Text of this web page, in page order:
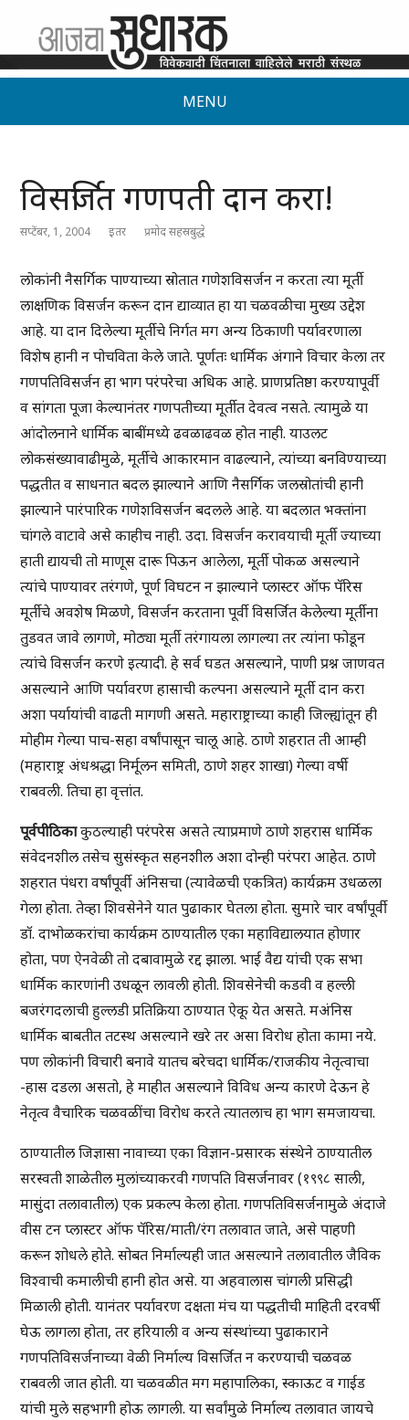
MENU
विसर्जित गणपती दान करा!
सप्टेंबर, 1, 2004 इतर प्रमोद सहस्रबुद्धे
लोकांनी नैसर्गिक पाण्याच्या स्रोतात गणेशविसर्जन न करता त्या मूर्ती
लाक्षणिक विसर्जन करून दान द्याव्यात हा या चळवळीचा मुख्य उद्देश
आहे. या दान दिलेल्या मूर्तीचे निर्गत मग अन्य ठिकाणी पर्यावरणाला
विशेष हानी न पोचविता केले जाते. पूर्णतः धार्मिक अंगाने विचार केला तर
गणपतिविसर्जन हा भाग परंपरेचा अधिक आहे. प्राणप्रतिष्ठा करण्यापूर्वी
व सांगता पूजा केल्यानंतर गणपतीच्या मूर्तीत देवत्व नसते. त्यामुळे या
आंदोलनाने धार्मिक बाबींमध्ये ढवळाढवळ होत नाही. याउलट
लोकसंख्यावाढीमुळे, मूर्तीचे आकारमान वाढल्याने, त्यांच्या बनविण्याच्या
पद्धतीत व साधनात बदल झाल्याने आणि नैसर्गिक जलस्रोतांची हानी
झाल्याने पारंपारिक गणेशविसर्जन बदलले आहे. या बदलात भक्तांना
चांगले वाटावे असे काहीच नाही. उदा. विसर्जन करावयाची मूर्ती ज्याच्या
हाती द्यायची तो माणूस दारू पिऊन आलेला, मूर्ती पोकळ असल्याने
त्यांचे पाण्यावर तरंगणे, पूर्ण विघटन न झाल्याने प्लास्टर ऑफ पॅरिस
मूर्तीचे अवशेष मिळणे, विसर्जन करताना पूर्वी विसर्जित केलेल्या मूर्तीना
तुडवत जावे लागणे, मोठ्या मूर्ती तरंगायला लागल्या तर त्यांना फोडून
त्यांचे विसर्जन करणे इत्यादी. हे सर्व घडत असल्याने, पाणी प्रश्न जाणवत
असल्याने आणि पर्यावरण हासाची कल्पना असल्याने मूर्ती दान करा
अशा पर्यायांची वाढती मागणी असते. महाराष्ट्राच्या काही जिल्ह्यांतून ही
मोहीम गेल्या पाच-सहा वर्षांपासून चालू आहे. ठाणे शहरात ती आम्ही
(महाराष्ट्र अंधश्रद्धा निर्मूलन समिती, ठाणे शहर शाखा) गेल्या वर्षी
राबवली. तिचा हा वृत्तांत.
पूर्वपीठिकाकुठल्याही परंपरेस असते त्याप्रमाणे ठाणे शहरास धार्मिक
संवेदनशील तसेच सुसंस्कृत सहनशील अशा दोन्ही परंपरा आहेत. ठाणे
शहरात पंधरा वर्षांपूर्वी अंनिसचा (त्यावेळची एकत्रित) कार्यक्रम उधळला
गेला होता. तेव्हा शिवसेनेने यात पुढाकार घेतला होता. सुमारे चार वर्षांपूर्वी
डॉ. दाभोळकरांचा कार्यक्रम ठाण्यातील एका महाविद्यालयात होणार
होता, पण ऐनवेळी तो दबावामुळे रद्द झाला. भाई वैद्य यांची एक सभा
धार्मिक कारणांनी उधळून लावली होती. शिवसेनेची कडवी व हल्ली
बजरंगदलाची हुल्लडी प्रतिक्रिया ठाण्यात ऐकू येत असते. मअंनिस
धार्मिक बाबतीत तटस्थ असल्याने खरे तर असा विरोध होता कामा नये.
पण लोकांनी विचारी बनावे यातच बरेचदा धार्मिक/राजकीय नेतृत्वाचा
-हास दडला असतो, हे माहीत असल्याने विविध अन्य कारणे देऊन हे
नेतृत्व वैचारिक चळवळींचा विरोध करते त्यातलाच हा भाग समजायचा.
ठाण्यातील जिज्ञासा नावाच्या एका विज्ञान-प्रसारक संस्थेने ठाण्यातील
सरस्वती शाळेतील मुलांच्याकरवी गणपति विसर्जनावर (१९९८ साली,
मासुंदा तलावातील) एक प्रकल्प केला होता. गणपतिविसर्जनामुळे अंदाजे
वीस टन प्लास्टर ऑफ पॅरिस/माती/रंग तलावात जाते, असे पाहणी
करून शोधले होते. सोबत निर्माल्यही जात असल्याने तलावातील जैविक
विश्वाची कमालीची हानी होत असे. या अहवालास चांगली प्रसिद्धी
मिळाली होती. यानंतर पर्यावरण दक्षता मंच या पद्धतीची माहिती दरवर्षी
घेऊ लागला होता, तर हरियाली व अन्य संस्थांच्या पुढाकाराने
गणपतिविसर्जनाच्या वेळी निर्माल्य विसर्जित न करण्याची चळवळ
राबवली जात होती. या चळवळीत मग महापालिका, स्काऊट व गाईड
यांची मुले सहभागी होऊ लागली. या सर्वांमुळे निर्माल्य तलावात जायचे